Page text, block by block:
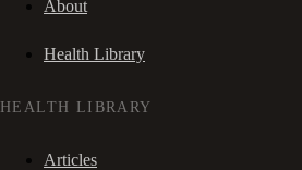
About
Health Library
HEALTH LIBRARY
Articles